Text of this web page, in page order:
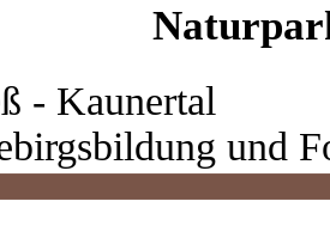
- Kaunertal
und